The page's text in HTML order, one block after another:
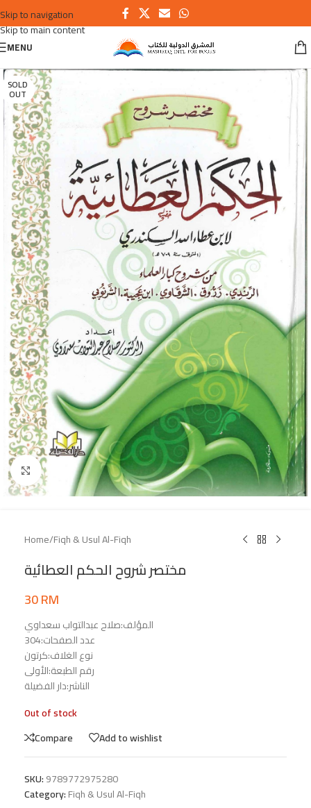
Skip to navigation
Skip to main content
MENU
SOLD
OUT
Click to enlarge
Home/Fiqh & Usul Al-Fiqh
مختصر شروح الحكم العطائية
30RM
المؤلف:صلاح عبدالتواب سعداوي
عدد الصفحات:304
نوع الغلاف:كرتون
رقم الطبعة:الأولى
الناشر:دار الفضيلة
Out of stock
Compare
Add to wishlist
SKU:9789772975280
Category:Fiqh & Usul Al-Fiqh